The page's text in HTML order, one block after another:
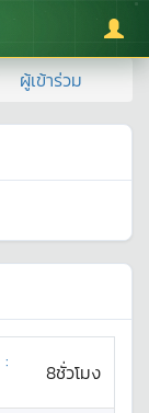
ผู้เข้าร่วม
:
8ชั่วโมง